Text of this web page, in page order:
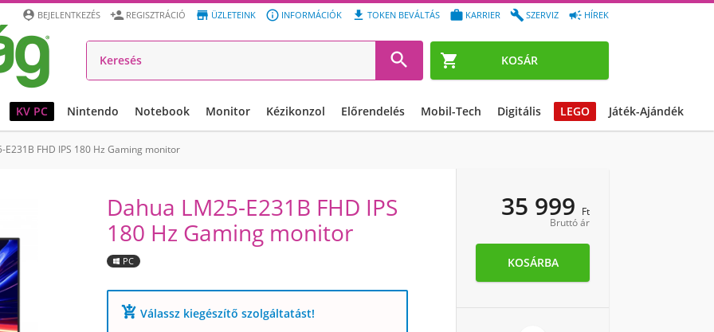
 KOSÁR
 HÍREK
 SZERVIZ
 KARRIER
 TOKEN BEVÁLTÁS
 INFORMÁCIÓK
 ÜZLETEINK
 REGISZTRÁCIÓ
 BEJELENTKEZÉS

KV PC Nintendo Notebook Monitor Kézikonzol Előrendelés Mobil-Tech Digitális LEGO Játék-Ajándék
E231B FHD IPS 180 Hz Gaming monitor
Dahua LM25-E231B FHD IPS
180 Hz Gaming monitor
PC
add_shopping_cart Válassz kiegészítő szolgáltatást!
35 999 Ft
Bruttó ár
KOSÁRBA